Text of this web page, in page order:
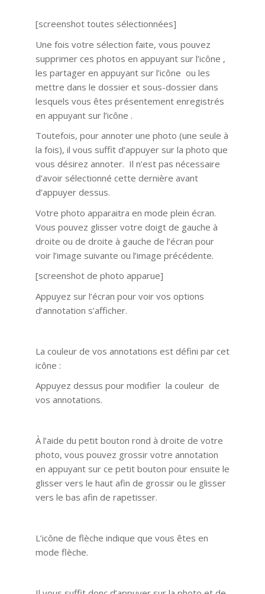
[screenshot toutes sélectionnées]
Une fois votre sélection faite, vous pouvez
supprimer ces photos en appuyant sur l’icône ,
les partager en appuyant sur l’icône ou les
mettre dans le dossier et sous-dossier dans
lesquels vous êtes présentement enregistrés
en appuyant sur l’icône .
Toutefois, pour annoter une photo (une seule à
la fois), il vous suffit d’appuyer sur la photo que
vous désirez annoter. Il n’est pas nécessaire
d’avoir sélectionné cette dernière avant
d’appuyer dessus.
Votre photo apparaitra en mode plein écran.
Vous pouvez glisser votre doigt de gauche à
droite ou de droite à gauche de l’écran pour
voir l’image suivante ou l’image précédente.
[screenshot de photo apparue]
Appuyez sur l’écran pour voir vos options
d’annotation s’afficher.
La couleur de vos annotations est défini par cet
icône :
Appuyez dessus pour modifier la couleur de
vos annotations.
À l’aide du petit bouton rond à droite de votre
photo, vous pouvez grossir votre annotation
en appuyant sur ce petit bouton pour ensuite le
glisser vers le haut afin de grossir ou le glisser
vers le bas afin de rapetisser.
L’icône de flèche indique que vous êtes en
mode flèche.